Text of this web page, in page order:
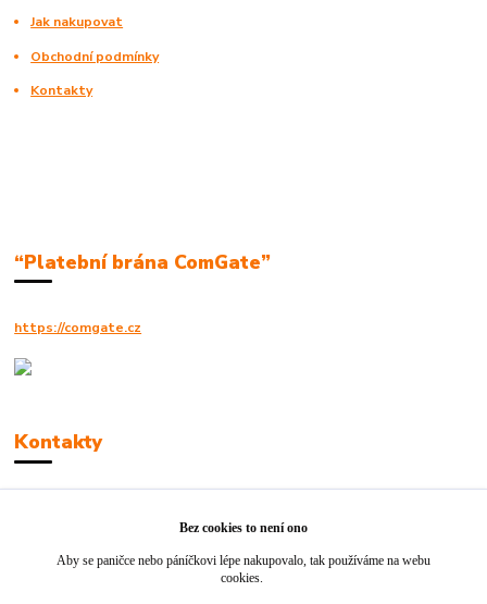
Jak nakupovat
Obchodní podmínky
Kontakty
“Platební brána ComGate”
https://comgate.cz
Kontakty
info@jackie-shop.cz
Bez cookies to není ono
Aby se paničce nebo páníčkovi lépe nakupovalo, tak používáme na webu
cookies.